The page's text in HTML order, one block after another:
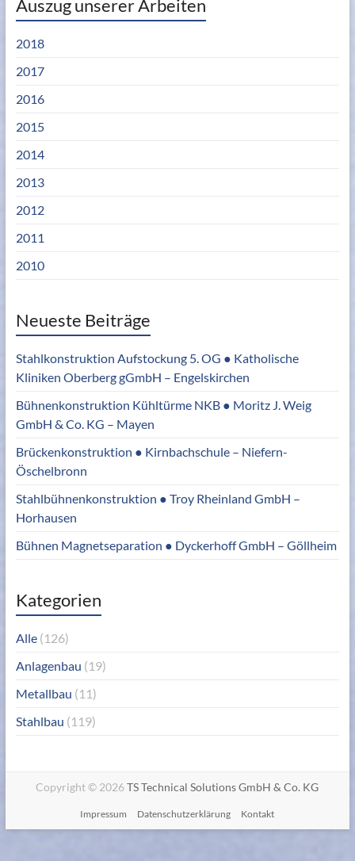
Auszug unserer Arbeiten
2018
2017
2016
2015
2014
2013
2012
2011
2010
Neueste Beiträge
Stahlkonstruktion Aufstockung 5. OG ● Katholische
Kliniken Oberberg gGmbH – Engelskirchen
Bühnenkonstruktion Kühltürme NKB ● Moritz J. Weig
GmbH & Co. KG – Mayen
Brückenkonstruktion ● Kirnbachschule – Niefern-
Öschelbronn
Stahlbühnenkonstruktion ● Troy Rheinland GmbH –
Horhausen
Bühnen Magnetseparation ● Dyckerhoff GmbH – Göllheim
Kategorien
Alle(126)
Anlagenbau (19)
Metallbau (11)
Stahlbau (119)
Copyright © 2026TS Technical Solutions GmbH & Co. KG
Impressum Datenschutzerklärung Kontakt